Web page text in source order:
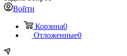
Войти
Корзина0
Отложенные0